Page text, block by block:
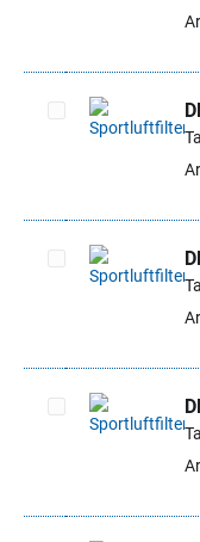
Artikel auswählen
Artikel auswählen
Artikel auswählen